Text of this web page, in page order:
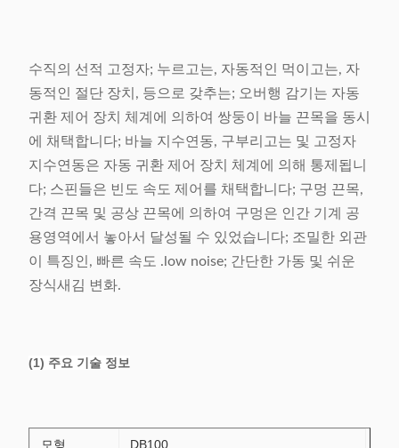
수직의 선적 고정자; 누르고는, 자동적인 먹이고는, 자
동적인 절단 장치, 등으로 갖추는; 오버행 감기는 자동
귀환 제어 장치 체계에 의하여 쌍둥이 바늘 끈목을 동시
에 채택합니다; 바늘 지수연동, 구부리고는 및 고정자
지수연동은 자동 귀환 제어 장치 체계에 의해 통제됩니
다; 스핀들은 빈도 속도 제어를 채택합니다; 구멍 끈목,
간격 끈목 및 공상 끈목에 의하여 구멍은 인간 기계 공
용영역에서 놓아서 달성될 수 있었습니다; 조밀한 외관
이 특징인, 빠른 속도 .low noise; 간단한 가동 및 쉬운
장식새김 변화.
(1) 주요 기술 정보
모형 DB100